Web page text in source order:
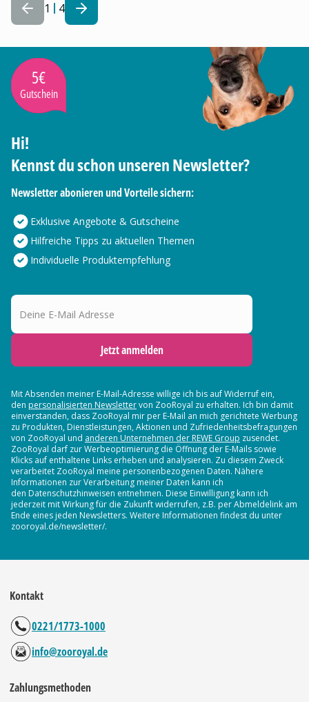
1 4
5€
Gutschein
Hi!
Kennst du schon unseren Newsletter?
Newsletter abonieren und Vorteile sichern:
Exklusive Angebote & Gutscheine
Hilfreiche Tipps zu aktuellen Themen
Individuelle Produktempfehlung
Deine E-Mail Adresse
Jetzt anmelden
Mit Absenden meiner E-Mail-Adresse willige ich bis auf Widerruf ein,
den personalisierten Newslettervon ZooRoyal zu erhalten. Ich bin damit
einverstanden, dass ZooRoyal mir per E-Mail an mich gerichtete Werbung
zu Produkten, Dienstleistungen, Aktionen und Zufriedenheitsbefragungen
von ZooRoyal und anderen Unternehmen der REWE Group zusendet.
ZooRoyal darf zur Werbeoptimierung die Öffnung der E-Mails sowie
Klicks auf enthaltene Links erheben und analysieren. Zu diesem Zweck
verarbeitet ZooRoyal meine personenbezogenen Daten. Nähere
Informationen zur Verarbeitung meiner Daten kann ich
den Datenschutzhinweisen entnehmen. Diese Einwilligung kann ich
jederzeit mit Wirkung für die Zukunft widerrufen, z.B. per Abmeldelink am
Ende eines jeden Newsletters. Weitere Informationen findest du unter
zooroyal.de/newsletter/.
Kontakt
0221/1773-1000
info@zooroyal.de
Zahlungsmethoden